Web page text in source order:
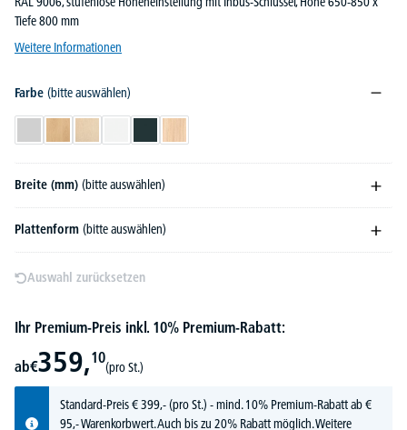
Tiefe 800 mm
Weitere Informationen
Farbe (bitte auswählen)
LichtgrauBuchedekorAhorndekor
Weiß AnthrazitEiche hell
Breite (mm) (bitte auswählen)
Plattenform (bitte auswählen)
Auswahl zurücksetzen
Ihr Premium-Preis inkl. 10% Premium-Rabatt:
ab€359,10
(pro St.)
Standard-Preis€399,-(pro St.) - mind. 10% Premium-Rabatt ab €
95,- Warenkorbwert. Auch bis zu 20% Rabatt möglich.Weitere